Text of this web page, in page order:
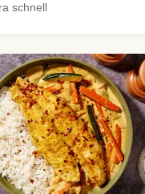
schnell